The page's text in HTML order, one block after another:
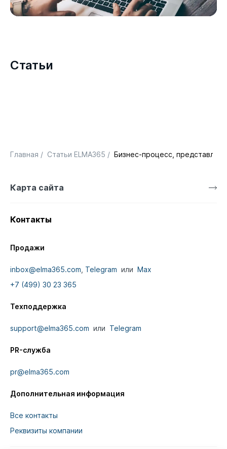
Статьи
Главная / Статьи ELMA365 / Бизнес-процесс,
Карта сайта
Контакты
Продажи
inbox@elma365.com Telegram или Max
+7 (499) 30 23 365
Техподдержка
support@elma365.com или Telegram
PR-служба
pr@elma365.com
Дополнительная информация
Все контакты
Реквизиты компании